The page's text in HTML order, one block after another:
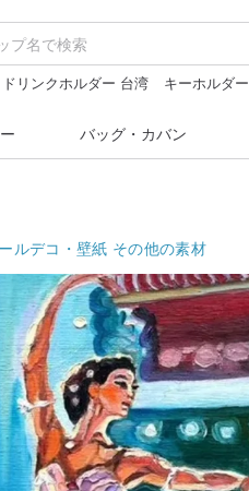
ドリンクホルダー 台湾 キーホルダー
バッグ・カバン
ルデコ・壁紙 その他の素材